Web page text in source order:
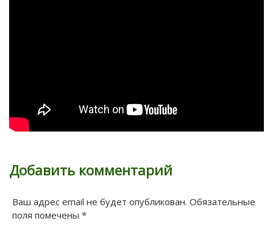
Добавить комментарий
Ваш адрес email не будет опубликован. Обязательные
поля помечены *